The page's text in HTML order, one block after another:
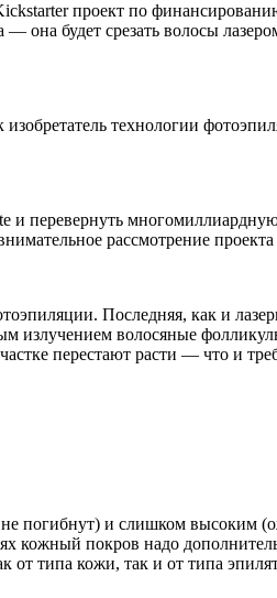
проект по
— она будет срезать волосы
технологии
перевернуть
рассмотрение
Последняя, как и
излучением волосяные
перестают расти — что и
и слишком высоким
кожный покров надо
от типа кожи, так и от типа